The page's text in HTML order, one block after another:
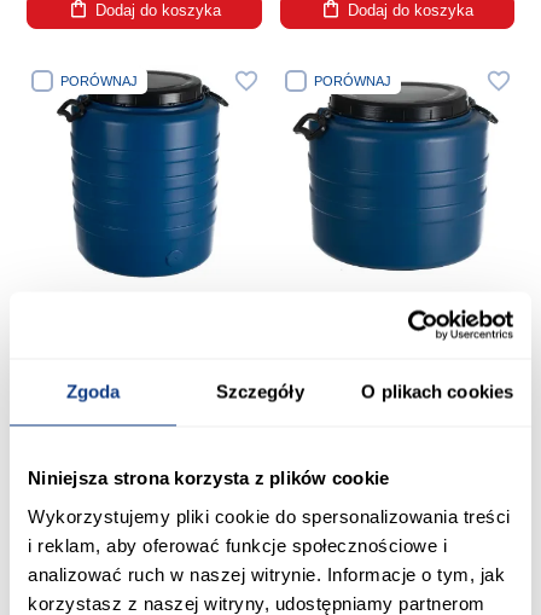
Zgoda Szczegóły O plikach cookies
Niniejsza strona korzysta z plików cookie
Wykorzystujemy pliki cookie do spersonalizowania treści
i reklam, aby oferować funkcje społecznościowe i
analizować ruch w naszej witrynie. Informacje o tym, jak
korzystasz z naszej witryny, udostępniamy partnerom
Dodaj do koszyka Dodaj do koszyka
PORÓWNAJ
Beczka z uchwytem Agr 45 L
42,99 zł
Dodaj do koszyka
PORÓWNAJ
+1
Beczka z uchwytem Agr 30 L
Dodaj do koszyka
PORÓWNAJ PORÓWNAJ